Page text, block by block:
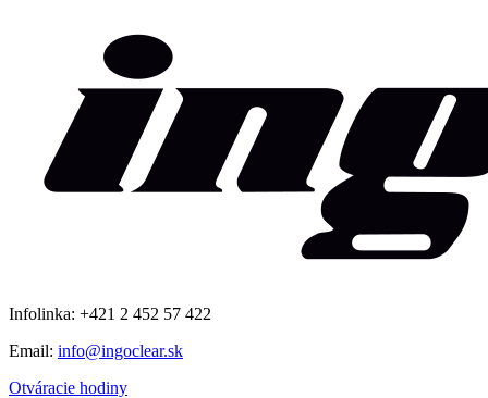
Infolinka: +421 2 452 57 422
Email: info@ingoclear.sk
Otváracie hodiny